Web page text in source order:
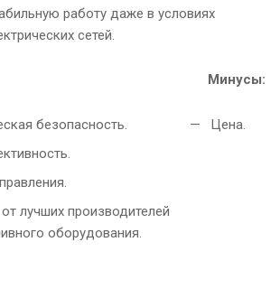
работу даже в условиях
сетей.
безопасность.
лучших производителей
оборудования.
Минусы:
Цена.